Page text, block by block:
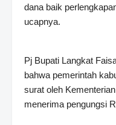
dana baik
ucapnya.
Pj Bupati Langkat
bahwa pemerintah
surat oleh
menerima pengungsi